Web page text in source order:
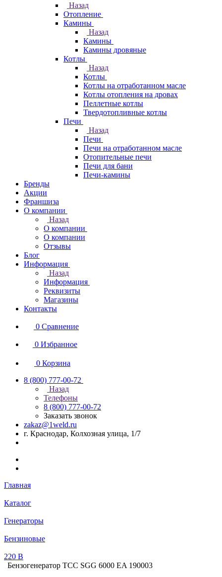
Назад
Отопление
Камины
Назад
Камины
Камины дровяные
Котлы
Назад
Котлы
Котлы на отработанном масле
Котлы отопления на дровах
Пеллетные котлы
Твердотопливные котлы
Печи
Назад
Печи
Печи на отработанном масле
Отопительные печи
Печи для бани
Печи-камины
Бренды
Акции
Франшиза
О компании
Назад
О компании
О компании
Отзывы
Блог
Информация
Назад
Информация
Реквизиты
Магазины
Контакты
0 Сравнение
0 Избранное
0 Корзина
8 (800) 777-00-72
Назад
Телефоны
8 (800) 777-00-72
Заказать звонок
zakaz@1weld.ru
г. Краснодар, Колхозная улица, 1/7
Главная
Каталог
Генераторы
Бензиновые
220 В
Бензогенератор ТСС SGG 6000 EA 190003